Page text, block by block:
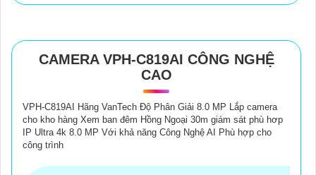
CAMERA VPH-C819AI CÔNG NGHỆ
CAO
VPH-C819AI Hãng VanTech Độ Phân Giải 8.0 MP Lắp camera
cho kho hàng Xem ban đêm Hồng Ngoại 30m giám sát phù hơp
IP Ultra 4k 8.0 MP Với khả năng Công Nghệ AI Phù hợp cho
công trình